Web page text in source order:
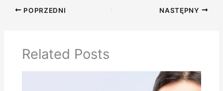
POPRZEDNI NASTĘPNY
Related Posts